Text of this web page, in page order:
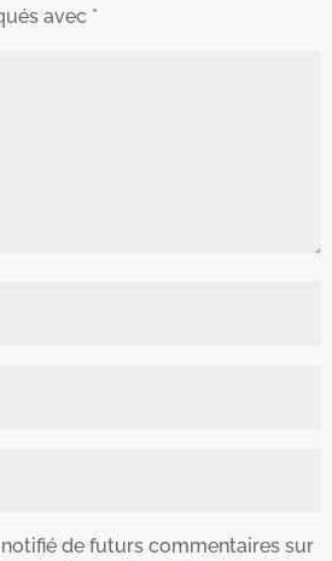
avec *
de futurs commentaires sur